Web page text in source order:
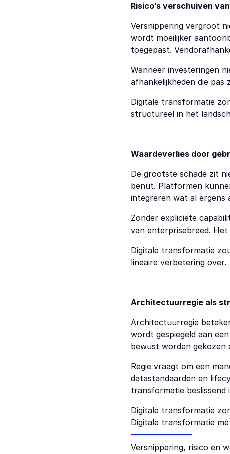
Risico’s verschuiven
Versnippering vergroot
wordt moeilijker
toegepast.
Wanneer investeringen
afhankelijkheden die
Digitale transformatie
structureel in het
Waardeverlies door
De grootste schade zit
benut. Platformen
integreren wat al ergens
Zonder expliciete
van enterprisebreed.
Digitale transformatie
lineaire verbetering over.
Architectuurregie als
Architectuurregie
wordt gespiegeld aan
bewust worden
Regie vraagt om een
datastandaarden en
transformatie beslissend
Digitale transformatie
Digitale transformatie
Versnippering, risico en